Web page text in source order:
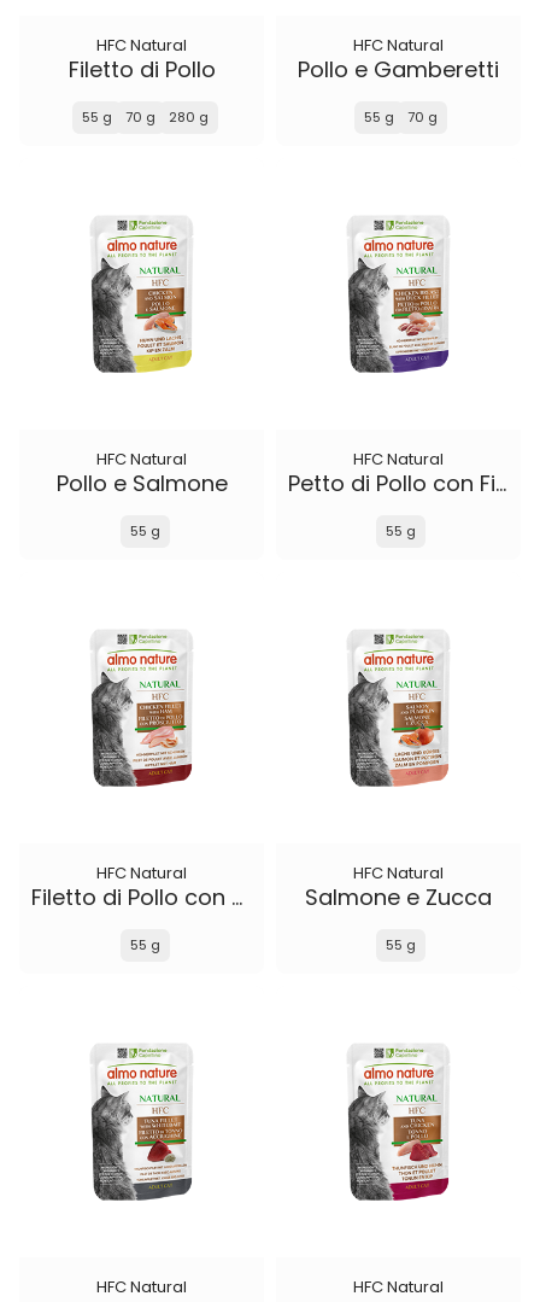
HFC Natural
Filetto di Pollo
55 g 70 g 280 g
HFC Natural
Pollo e Gamberetti
55 g 70 g
HFC Natural
Pollo e Salmone
55 g
HFC Natural
Petto di Pollo con Filetto d'Anatra
55 g
HFC Natural
Filetto di Pollo con Prosciutto
55 g
HFC Natural
Salmone e Zucca
55 g
HFC Natural HFC Natural